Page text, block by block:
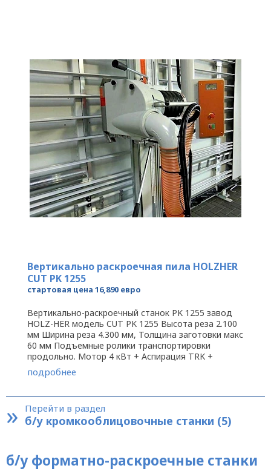
Вертикально раскроечная пила HOLZHER
CUT PK 1255
стартовая цена 16,890 евро
Вертикально-раскроечный станок PK 1255 завод
HOLZ-HER модель CUT PK 1255 Высота реза 2.100
мм Ширина реза 4.300 мм, Толщина заготовки макс
60 мм Подъемные ролики транспортировки
продольно. Мотор 4 кВт + Аспирация TRK +
Подрезной узел "Super Cut" + ...
подробнее
» Перейти в раздел
б/у кромкооблицовочные станки (5)
б/у форматно-раскроечные станки